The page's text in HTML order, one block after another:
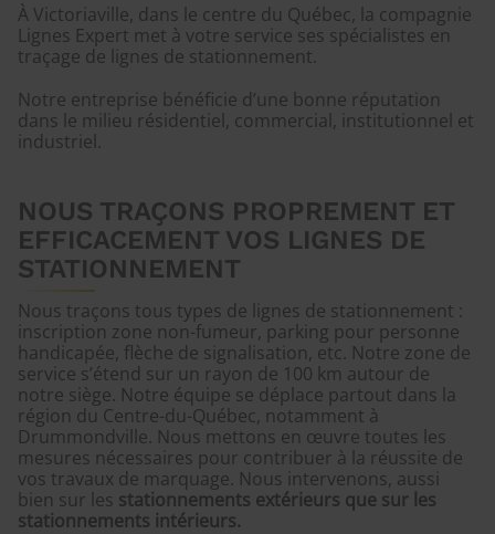
À Victoriaville, dans le centre du Québec, la compagnie
Lignes Expert met à votre service ses spécialistes en
traçage de lignes de stationnement.
Notre entreprise bénéficie d’une bonne réputation
dans le milieu résidentiel, commercial, institutionnel et
industriel.
NOUS TRAÇONS PROPREMENT ET
EFFICACEMENT VOS LIGNES DE
STATIONNEMENT
Nous traçons tous types de lignes de stationnement :
inscription zone non-fumeur, parking pour personne
handicapée, flèche de signalisation, etc. Notre zone de
service s’étend sur un rayon de 100 km autour de
notre siège. Notre équipe se déplace partout dans la
région du Centre-du-Québec, notamment à
Drummondville. Nous mettons en œuvre toutes les
mesures nécessaires pour contribuer à la réussite de
vos travaux de marquage. Nous intervenons, aussi
bien sur les stationnements extérieurs que sur les
stationnements intérieurs.